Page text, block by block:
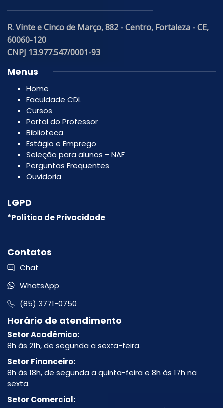
R. Vinte e Cinco de Março, 882 - Centro, Fortaleza - CE,
60060-120
CNPJ 13.977.547/0001-93
Menus
Home
Faculdade CDL
Cursos
Portal do Professor
Biblioteca
Estágio e Emprego
Seleção para alunos – NAF
Perguntas Frequentes
Ouvidoria
LGPD
*Política de Privacidade
Contatos
Chat
WhatsApp
(85) 3771-0750
Horário de atendimento
Setor Acadêmico:
8h às 21h, de segunda a sexta-feira.
Setor Financeiro:
8h às 18h, de segunda a quinta-feira e 8h às 17h na
sexta.
Setor Comercial: